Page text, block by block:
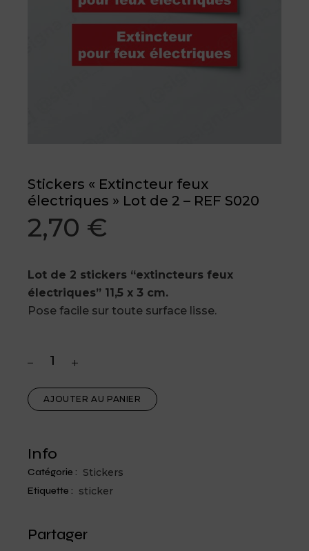
Stickers « Extincteur feux
électriques » Lot de 2 – REF S020
2,70 €
Lot de 2 stickers “extincteurs feux
électriques” 11,5 x 3 cm.
Pose facile sur toute surface lisse.
AJOUTER AU PANIER
Info
Catégorie : Stickers
Etiquette : sticker
Partager